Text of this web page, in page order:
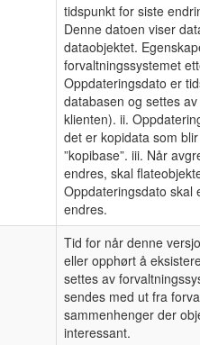
tidspunkt for siste
Denne datoen viser
dataobjektet.
forvaltningssystemet
Oppdateringsdato er
databasen og settes
klienten). ii.
det er kopidata som
”kopibase”. iii. Når
endres, skal
Oppdateringsdato skal
endres.
Tid for når denne
eller opphørt å
settes av
sendes med ut fra
sammenhenger der
interessant.